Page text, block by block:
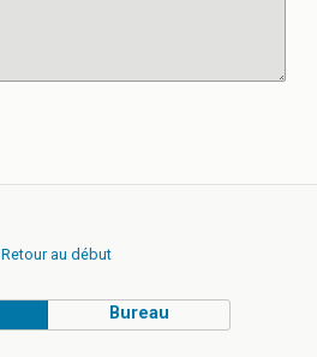
Retour au début
Bureau